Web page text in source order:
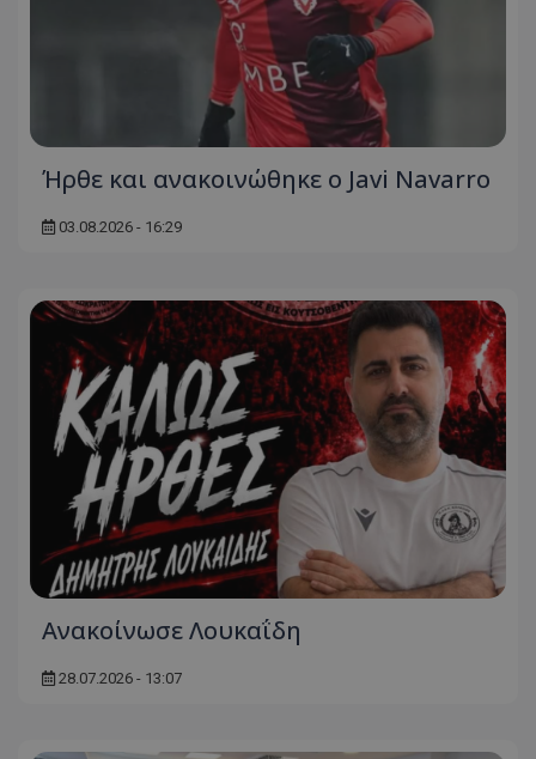
Ήρθε και ανακοινώθηκε ο Javi Navarro
03.08.2026 - 16:29
Ανακοίνωσε Λουκαΐδη
28.07.2026 - 13:07